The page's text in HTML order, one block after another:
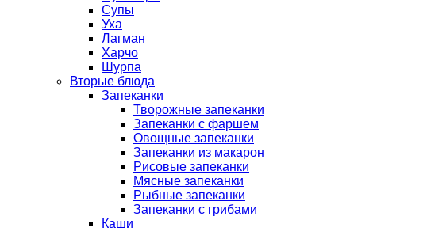
Супы
Уха
Лагман
Харчо
Шурпа
Вторые блюда
Запеканки
Творожные запеканки
Запеканки с фаршем
Овощные запеканки
Запеканки из макарон
Рисовые запеканки
Мясные запеканки
Рыбные запеканки
Запеканки с грибами
Каши